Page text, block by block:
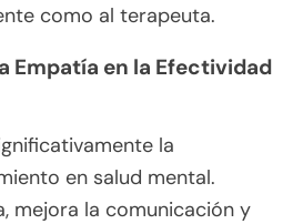
como al terapeuta.
Empatía en la Efectividad
la
en salud mental.
mejora la comunicación y